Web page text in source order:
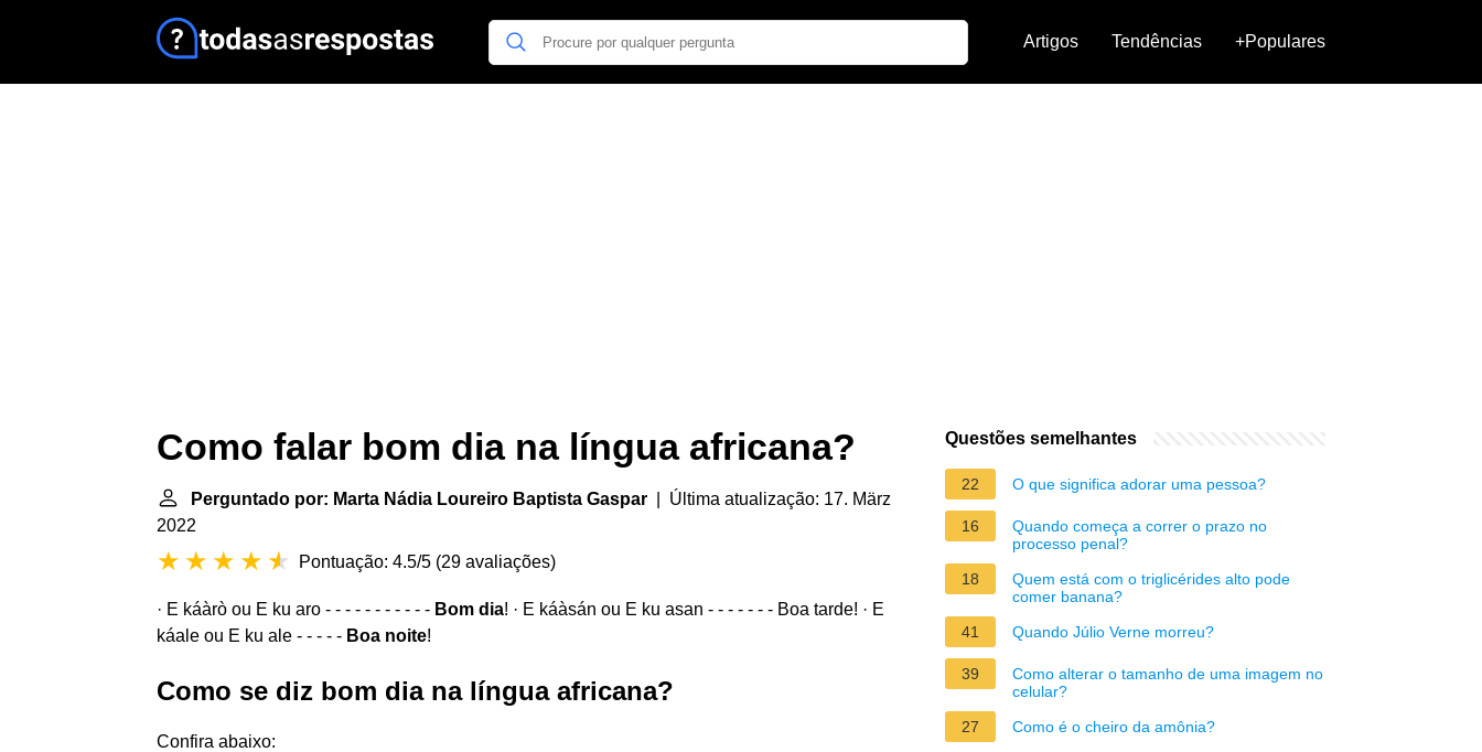
Artigos Tendências +Populares
Como falar bom dia na língua africana?
Perguntado por: Marta Nádia Loureiro Baptista Gaspar | Última atualização: 17. März
2022
Pontuação: 4.5/5 (29 avaliações)
· E káàrò ou E ku aro - - - - - - - - - - - Bom dia! · E káàsán ou E ku asan - - - - - - - Boa tarde! · E
káale ou E ku ale - - - - - Boa noite!
Como se diz bom dia na língua africana?
Confira abaixo:
Questões semelhantes
22 O que significa adorar uma pessoa?
16
Quando começa a correr o prazo no
processo penal?
18
Quem está com o triglicérides alto pode
comer banana?
41
Quando Júlio Verne morreu?
39
Como alterar o tamanho de uma imagem no
celular?
27
Como é o cheiro da amônia?